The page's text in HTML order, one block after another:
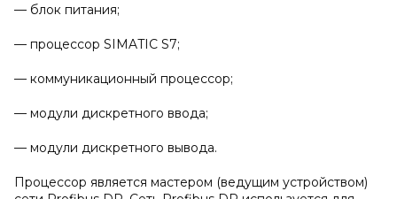
— блок питания;
— процессор SIMATIC S7;
— коммуникационный процессор;
— модули дискретного ввода;
— модули дискретного вывода.
Процессор является мастером (ведущим устройством)